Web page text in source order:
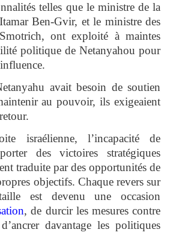
telles que le ministre de la
Ben-Gvir, et le ministre des
ont exploité à maintes
politique de Netanyahou pour
avait besoin de soutien
au pouvoir, ils exigeaient
israélienne, l’incapacité de
des victoires stratégiques
traduite par des opportunités de
objectifs. Chaque revers sur
est devenu une occasion
, de durcir les mesures contre
davantage les politiques